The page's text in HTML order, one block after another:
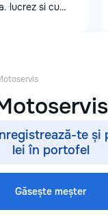
lucrez si cu
te și
lei în portofel
Găsește meșter